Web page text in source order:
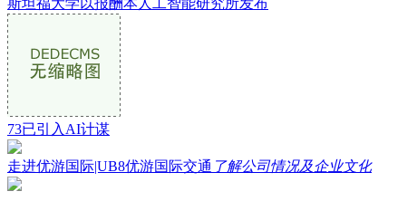
73已引入AI计谋
走进优游国际|UB8优游国际交通 了解公司情况及企业文化